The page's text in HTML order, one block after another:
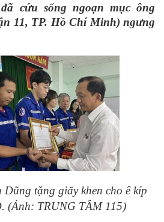
cứu sống ngoạn mục ông
11, TP. Hồ Chí Minh) ngưng
Dũng tặng giấy khen cho ê kíp
(Ảnh: TRUNG TÂM 115)